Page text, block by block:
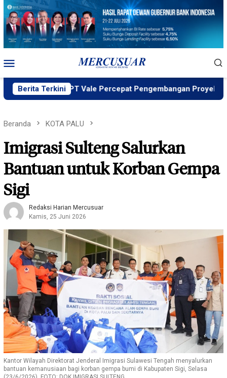
Loncat
konten
Mobile
Berita Terkini
MIND ID, PT Vale Percepat Pengembangan Proyek Strategis
Beranda KOTA PALU
Imigrasi Sulteng Salurkan
Bantuan untuk Korban Gempa
Sigi
Redaksi Harian Mercusuar
Kamis, 25 Juni 2026
Kantor Wilayah Direktorat Jenderal Imigrasi Sulawesi Tengah menyalurkan
bantuan kemanusiaan bagi korban gempa bumi di Kabupaten Sigi, Selasa